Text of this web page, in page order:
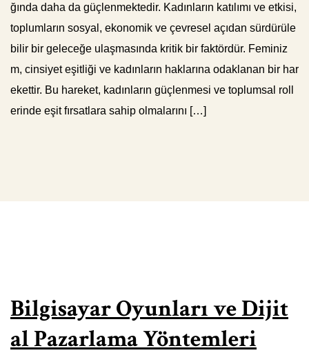
ğında daha da güçlenmektedir. Kadınların katılımı ve etkisi,
toplumların sosyal, ekonomik ve çevresel açıdan sürdürüle
bilir bir geleceğe ulaşmasında kritik bir faktördür. Feminiz
m, cinsiyet eşitliği ve kadınların haklarına odaklanan bir har
ekettir. Bu hareket, kadınların güçlenmesi ve toplumsal roll
erinde eşit fırsatlara sahip olmalarını […]
Bilgisayar Oyunları ve Dijit
al Pazarlama Yöntemleri